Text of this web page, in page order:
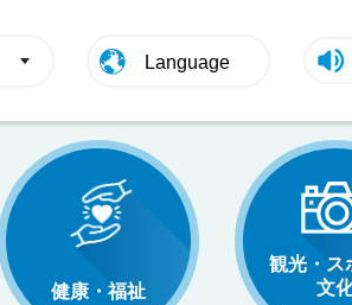
Language
健康・福祉
観光・ス
文